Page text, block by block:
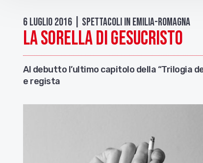
6 Luglio 2016 | Spettacoli in Emilia-Romagna
La Sorella di Gesucristo
Al debutto l’ultimo capitolo della “Trilogia
e regista